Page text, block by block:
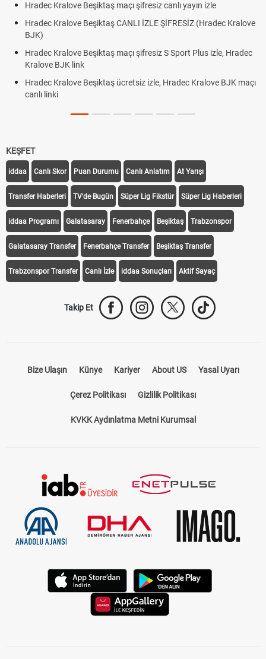
Hradec Kralove Beşiktaş maçı şifresiz canlı yayın izle
Hradec Kralove Beşiktaş CANLI İZLE ŞİFRESİZ (Hradec Kralove
BJK)
Hradec Kralove Beşiktaş maçı şifresiz S Sport Plus izle, Hradec
Kralove BJK link
Hradec Kralove Beşiktaş ücretsiz izle, Hradec Kralove BJK maçı
canlı linki
KEŞFET
iddaa Canlı Skor Puan Durumu Canlı Anlatım At Yarışı
Transfer Haberleri TV'de Bugün Süper Lig Fikstür Süper Lig Haberleri
iddaa Programı Galatasaray Fenerbahçe Beşiktaş Trabzonspor
Galatasaray Transfer Fenerbahçe Transfer Beşiktaş Transfer
Trabzonspor Transfer Canlı İzle iddaa Sonuçları Aktif Sayaç
Takip Et
Bize Ulaşın Künye Kariyer About US Yasal Uyarı
Çerez Politikası Gizlilik Politikası
KVKK Aydınlatma Metni Kurumsal